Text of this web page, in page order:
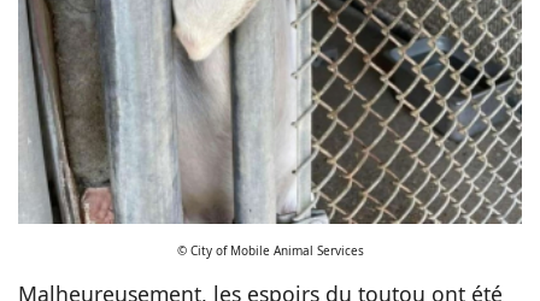
© City of Mobile Animal Services
Malheureusement, les espoirs du toutou ont été